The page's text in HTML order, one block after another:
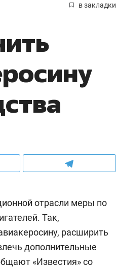
в закладки
отрасли меры по
Так,
расширить
дополнительные
«Известия» со